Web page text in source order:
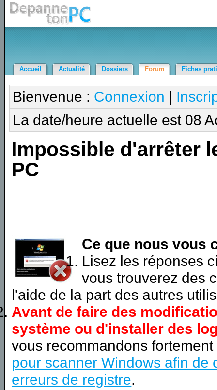
Accueil Actualité Dossiers Forum Fiches
Bienvenue : Connexion |
La date/heure actuelle est 08
Impossible d'arrêter
PC
Ce que nous vous
Lisez les réponses
vous trouverez des
l'aide de la part des autres
Avant de faire des
système ou d'installer des
vous recommandons
pour scanner Windows afin de
erreurs de registre.